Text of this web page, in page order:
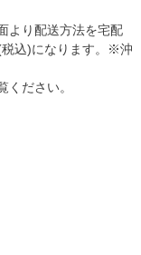
より配送方法を宅配
込)になります。※沖
ください。